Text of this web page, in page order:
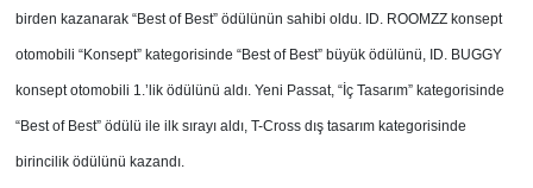
birden kazanarak “Best of Best” ödülünün sahibi oldu. ID. ROOMZZ konsept
otomobili “Konsept” kategorisinde “Best of Best” büyük ödülünü, ID. BUGGY
konsept otomobili 1.’lik ödülünü aldı. Yeni Passat, “İç Tasarım” kategorisinde
“Best of Best” ödülü ile ilk sırayı aldı, T-Cross dış tasarım kategorisinde
birincilik ödülünü kazandı.